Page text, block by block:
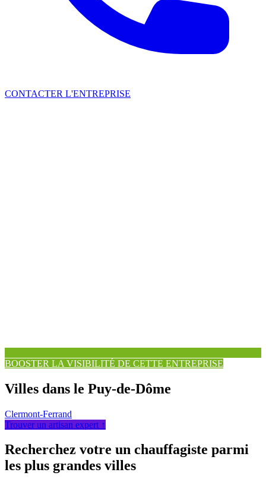
CONTACTER L'ENTREPRISE
BOOSTER LA VISIBILITÉ DE CETTE ENTREPRISE
Villes dans le Puy-de-Dôme
Clermont-Ferrand
Trouver un artisan expert ↑
Recherchez votre un chauffagiste parmi
les plus grandes villes